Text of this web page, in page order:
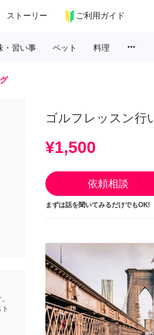
ストーリー ご利用ガイド
・習い事 ペット 料理 more_horiz
ゴルフレッスン行
¥1,500
依頼相談
まずは話を聞いてみるだけでもOK!
arrow_back_iosPrevious